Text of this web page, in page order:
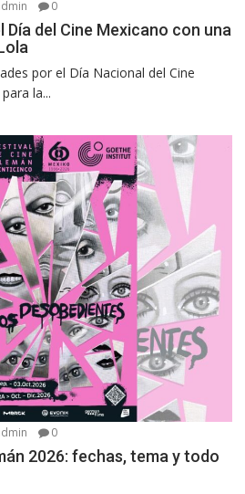
0
Día del Cine Mexicano con una
por el Día Nacional del Cine
la...
0
2026: fechas, tema y todo